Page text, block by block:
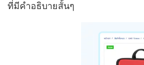
ที่มีคำอธิบายสั้นๆ